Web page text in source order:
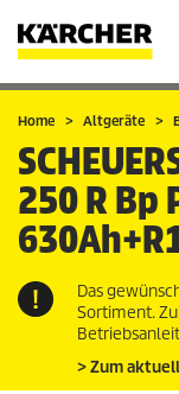
Warenkorb
Wunschliste
Home Altgeräte
250 R Bp
Das
Sortiment.
> Zum